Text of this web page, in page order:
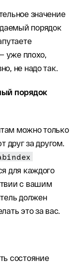
значение
порядок
уже плохо,
не надо так.
порядок
можно только
друг за другом.
для каждого
с вашим
должен
это за вас.
состояние